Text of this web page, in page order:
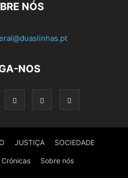
NÓS
NOS
JUSTIÇA SOCIEDADE
Crónicas Sobre nós